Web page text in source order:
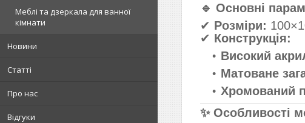
Меблі та дзеркала для ванної
кімнати
Новини
Статті
Про нас
Відгуки
🔹 Основні
✔ Розміри:
✔ Конструкція:
Високий
Матоване
Хромований
✨ Особливості